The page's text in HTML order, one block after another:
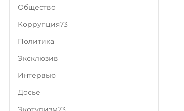
Общество
Коррупция73
Политика
Эксклюзив
Интервью
Досье